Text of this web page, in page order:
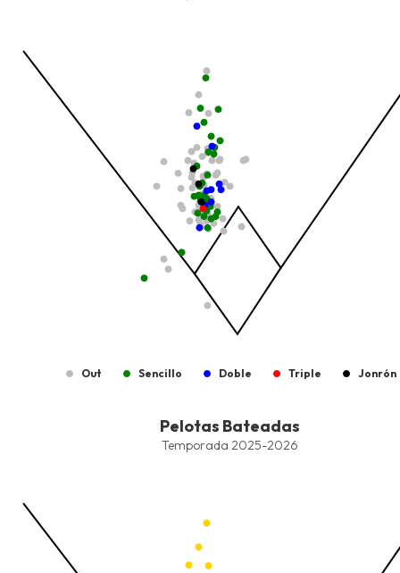
The chart has 1 X axis displaying values. Data ranges from -
The chart has 1 Y axis displaying values. Data ranges from -
Out Sencillo Doble Triple Jonrón
Combination chart with 7 data series.
The chart has 1 X axis displaying values. Data ranges from -
The chart has 1 Y axis displaying values. Data ranges from -
Pelotas Bateadas
Temporada 2025-2026